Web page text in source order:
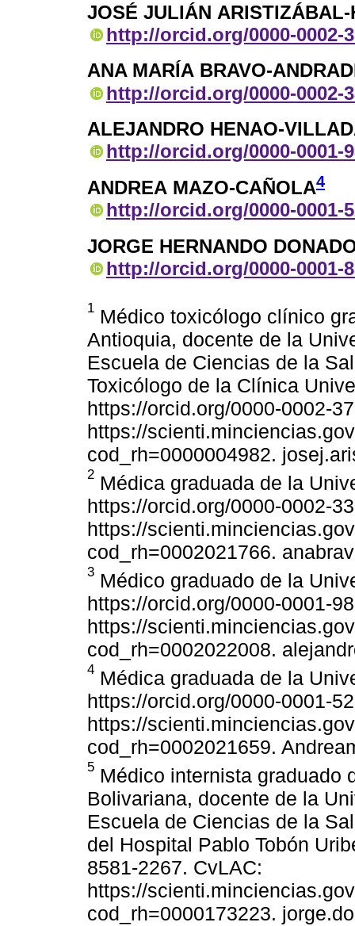
JOSÉ JULIÁN ARISTIZÁBAL-
http://orcid.org/0000-0002-
ANA MARÍA BRAVO-
http://orcid.org/0000-0002-
ALEJANDRO HENAO-
http://orcid.org/0000-0001-
ANDREA MAZO-CAÑOLA4
http://orcid.org/0000-0001-
JORGE HERNANDO
http://orcid.org/0000-0001-
1 Médico toxicólogo clínico
Antioquia, docente de la
Escuela de Ciencias de la
Toxicólogo de la Clínica
https://orcid.org/0000-0002-
https://
cod_rh=0000004982.
2 Médica graduada de la
https://orcid.org/0000-0002-
https://
cod_rh=0002021766.
3 Médico graduado de la
https://orcid.org/0000-0001-
https://
cod_rh=0002022008.
4 Médica graduada de la
https://orcid.org/0000-0001-
https://
cod_rh=0002021659.
5 Médico internista graduado
Bolivariana, docente de la
Escuela de Ciencias de la
del Hospital Pablo Tobón
8581-2267. CvLAC:
https://
cod_rh=0000173223.